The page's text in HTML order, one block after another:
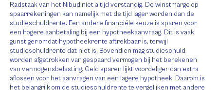
Radstaak van het Nibud niet altijd verstandig. De winstmarge op
spaarrekeningen kan namelijk met de tijd lager worden dan de
studieschuldrente. Een andere financiële keuze is sparen voor
een hogere aanbetaling bij een hypotheekaanvraag. Dit is vaak
gunstiger omdat hypotheekrente aftrekbaar is, terwijl
studieschuldrente dat niet is. Bovendien mag studieschuld
worden afgetrokken van gespaard vermogen bij het berekenen
van vermogensbelasting. Geld sparen lijkt voordeliger dan extra
aflossen voor het aanvragen van een lagere hypotheek. Daarom is
het belangrijk om de studieschuldrente te vergelijken met andere